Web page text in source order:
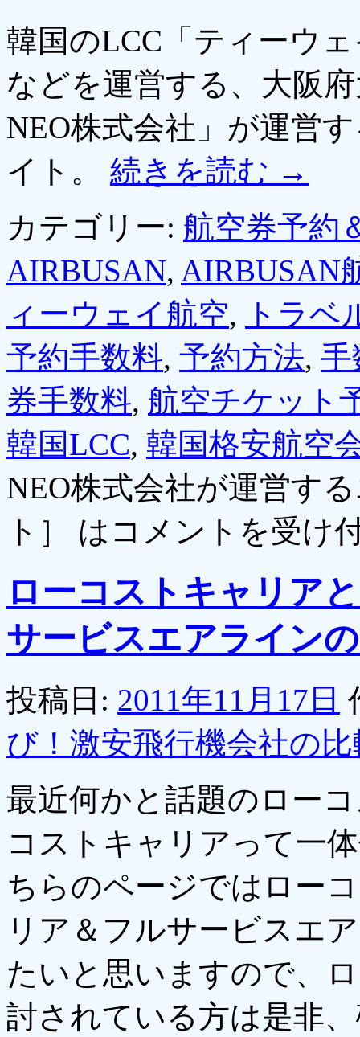
韓国のLCC「ティーウ
などを運営する、大阪
NEO株式会社」が運営
イト。 続きを読む →
カテゴリー: 航空券予約
AIRBUSAN, AIRBUSAN
ィーウェイ航空,
トラベ
予約手数料, 予約方法, 手
券手数料, 航空チケット
韓国LCC, 韓国格安航空
NEO株式会社が運営す
ト］ は コメントを受け
ローコストキャリア
サービスエアライン
投稿日: 2011年11月17日
び！激安飛行機会社の
最近何かと話題のロー
コストキャリアって一
ちらのページではロー
リア＆フルサービスエ
たいと思いますので、
討されている方は是非